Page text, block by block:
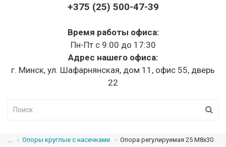
+375 (25) 500-47-39
Время работы офиса:
Пн-Пт с 9:00 до 17:30
Адрес нашего офиса:
г. Минск, ул. Шафарнянская, дом 11, офис 55, дверь
22
Опоры круглые с насечками Опора регулируемая 25 М8х30